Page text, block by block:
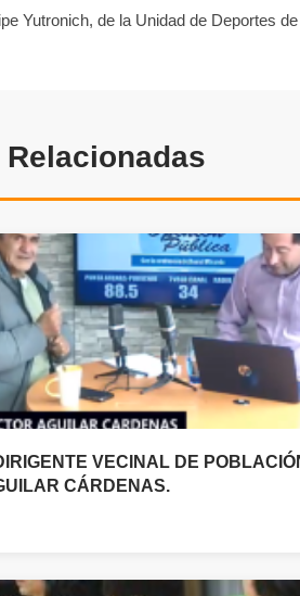
Yutronich, de la Unidad de Deportes
VECINAL DE
CÁRDENAS.